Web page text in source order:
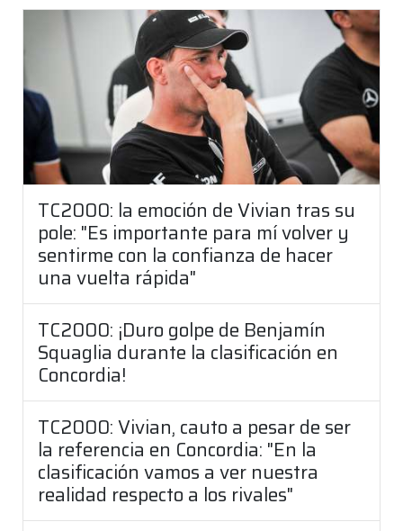
TC2000: la emoción de Vivian tras su
pole: "Es importante para mí volver y
sentirme con la confianza de hacer
una vuelta rápida"
TC2000: ¡Duro golpe de Benjamín
Squaglia durante la clasificación en
Concordia!
TC2000: Vivian, cauto a pesar de ser
la referencia en Concordia: "En la
clasificación vamos a ver nuestra
realidad respecto a los rivales"